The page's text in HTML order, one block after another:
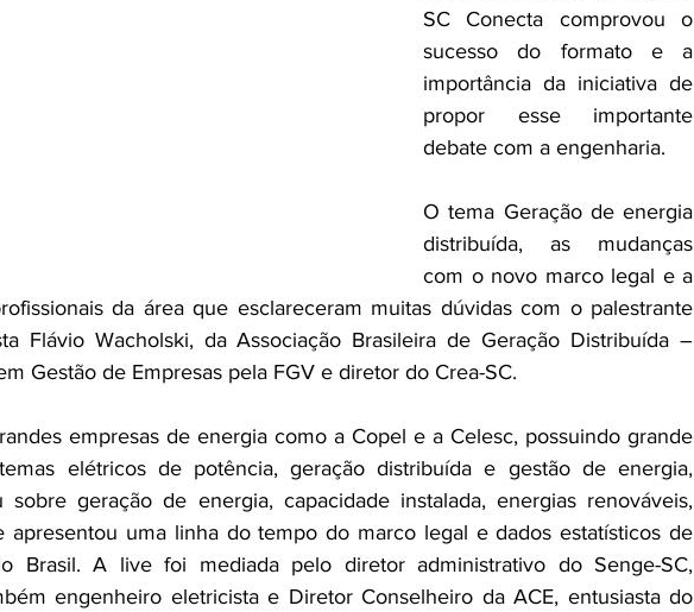
SC Conecta comprovou o
sucesso do formato e a
importância da iniciativa de
propor esse importante
debate com a engenharia.
O tema Geração de energia
distribuída, as mudanças
com o novo marco legal e a
da área que esclareceram muitas dúvidas com o palestrante
Flávio Wacholski, da Associação Brasileira de Geração Distribuída –
Gestão de Empresas pela FGV e diretor do Crea-SC.
empresas de energia como a Copel e a Celesc, possuindo grande
elétricos de potência, geração distribuída e gestão de energia,
sobre geração de energia, capacidade instalada, energias renováveis,
apresentou uma linha do tempo do marco legal e dados estatísticos de
Brasil. A live foi mediada pelo diretor administrativo do Senge-SC,
engenheiro eletricista e Diretor Conselheiro da ACE, entusiasta do